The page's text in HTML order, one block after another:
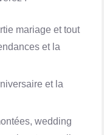
mariage et tout
et la
et la
wedding